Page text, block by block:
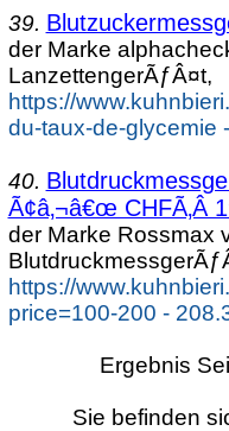
39.
der Marke
LanzettengerÃƒÂ¤t,
https://
du-taux-de-glycemie
40.
Ã¢â‚¬â€œ CHFÃ‚Â
der Marke Rossmax
https://
price=100-200 -
Ergebnis
Sie befinden